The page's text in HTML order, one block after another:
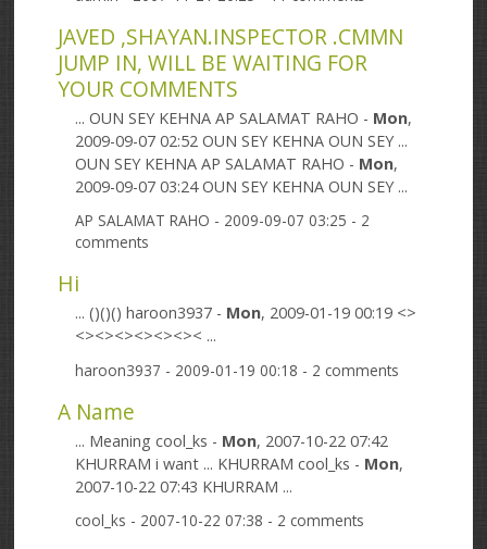
JAVED ,SHAYAN.INSPECTOR .CMMN
JUMP IN, WILL BE WAITING FOR
YOUR COMMENTS
... OUN SEY KEHNA AP SALAMAT RAHO - Mon,
2009-09-07 02:52 OUN SEY KEHNA OUN SEY ...
OUN SEY KEHNA AP SALAMAT RAHO - Mon,
2009-09-07 03:24 OUN SEY KEHNA OUN SEY ...
AP SALAMAT RAHO - 2009-09-07 03:25 - 2
comments
Hi
... ()()() haroon3937 - Mon, 2009-01-19 00:19 <>
<><><><><><>< ...
haroon3937 - 2009-01-19 00:18 - 2 comments
A Name
... Meaning cool_ks - Mon, 2007-10-22 07:42
KHURRAM i want ... KHURRAM cool_ks - Mon,
2007-10-22 07:43 KHURRAM ...
cool_ks - 2007-10-22 07:38 - 2 comments